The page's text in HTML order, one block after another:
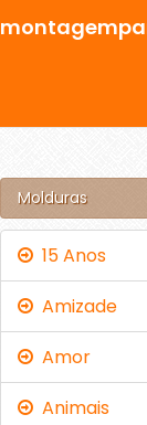
Molduras
15 Anos
Amizade
Amor
Animais